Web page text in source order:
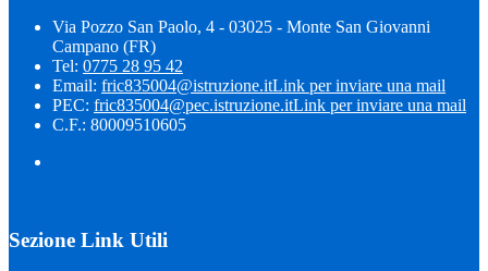
Via Pozzo San Paolo, 4 - 03025 - Monte San Giovanni
Campano (FR)
Tel: 0775 28 95 42
Email: fric835004@istruzione.itLink per inviare una mail
PEC: fric835004@pec.istruzione.itLink per inviare una mail
C.F.: 80009510605
Sezione Link Utili